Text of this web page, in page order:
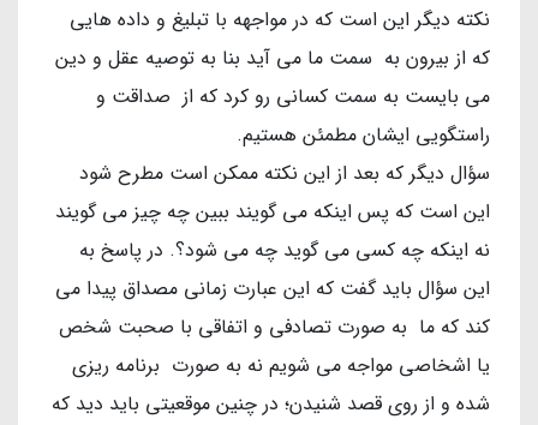
نکته دیگر این است که در مواجهه با تبلیغ و داده هایی
که از بیرون به سمت ما می آید بنا به توصیه عقل و دین
می بایست به سمت کسانی رو کرد که از صداقت و
راستگویی ایشان مطمئن هستیم.
سؤال دیگر که بعد از این نکته ممکن است مطرح شود
این است که پس اینکه می گویند ببین چه چیز می گویند
نه اینکه چه کسی می گوید چه می شود؟. در پاسخ به
این سؤال باید گفت که این عبارت زمانی مصداق پیدا می
کند که ما به صورت تصادفی و اتفاقی با صحبت شخص
یا اشخاصی مواجه می شویم نه به صورت برنامه ریزی
شده و از روی قصد شنیدن؛ در چنین موقعیتی باید دید که